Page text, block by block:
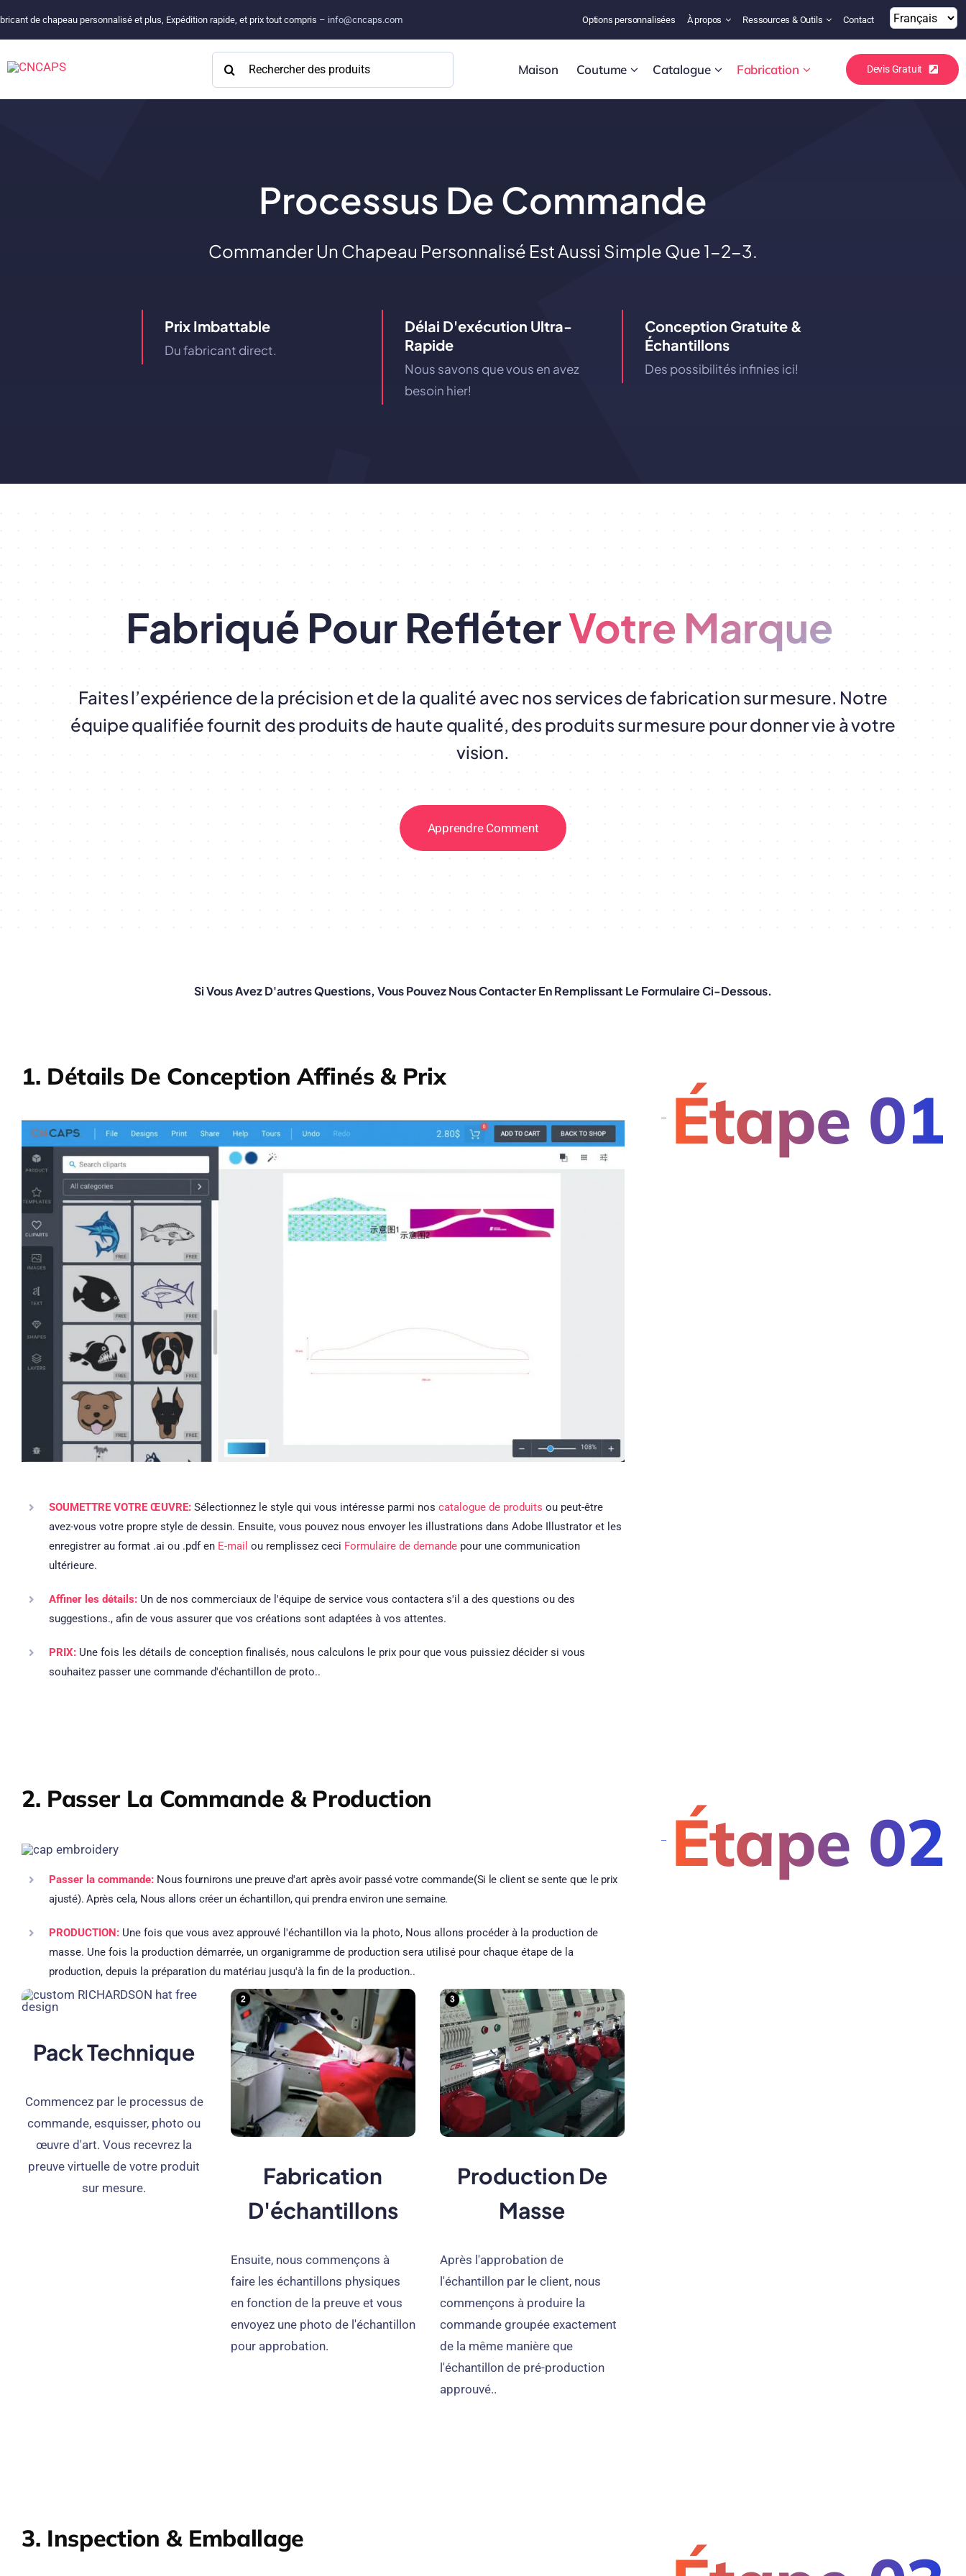
de chapeau personnalisé et plus, Expédition rapide, et prix tout compris – info@cncaps.com Options personnalisées À propos Ressources & Outils Contact
Rechercher: Maison Coutume Catalogue Fabrication Devis Gratuit
Processus De Commande
Commander Un Chapeau Personnalisé Est Aussi Simple Que 1-2-3.
Prix ​​imbattable
Du fabricant direct.
Délai D'exécution Ultra-
Rapide
Nous savons que vous en avez
besoin hier!
Conception Gratuite &
Échantillons
Des possibilités infinies ici!
Fabriqué Pour RefléterVotre Marque
Faites l’expérience de la précision et de la qualité avec nos services de fabrication sur mesure. Notre
équipe qualifiée fournit des produits de haute qualité, des produits sur mesure pour donner vie à votre
vision.
Apprendre Comment
Si Vous Avez D'autres Questions, Vous Pouvez Nous Contacter En Remplissant Le Formulaire Ci-Dessous.
1. Détails De Conception Affinés & Prix
SOUMETTRE VOTRE ŒUVRE: Sélectionnez le style qui vous intéresse parmi noscatalogue de produits ou peut-être
avez-vous votre propre style de dessin. Ensuite, vous pouvez nous envoyer les illustrations dans Adobe Illustrator et les
enregistrer au format .ai ou .pdf en E-mailou remplissez ceci Formulaire de demande pour une communication
ultérieure.
Affiner les détails: Un de nos commerciaux de l'équipe de service vous contactera s'il a des questions ou des
suggestions., afin de vous assurer que vos créations sont adaptées à vos attentes.
PRIX: Une fois les détails de conception finalisés, nous calculons le prix pour que vous puissiez décider si vous
souhaitez passer une commande d'échantillon de proto..
Étape 01
2. Passer La Commande & Production
Passer la commande: Nous fournirons une preuve d'art après avoir passé votre commande(Si le client se sente que le prix
ajusté). Après cela, Nous allons créer un échantillon, qui prendra environ une semaine.
PRODUCTION: Une fois que vous avez approuvé l'échantillon via la photo, Nous allons procéder à la production de
masse. Une fois la production démarrée, un organigramme de production sera utilisé pour chaque étape de la
production, depuis la préparation du matériau jusqu'à la fin de la production..
Pack Technique
Commencez par le processus de
commande, esquisser, photo ou
œuvre d'art. Vous recevrez la
preuve virtuelle de votre produit
sur mesure.
Fabrication
D'échantillons
Ensuite, nous commençons à
faire les échantillons physiques
en fonction de la preuve et vous
envoyez une photo de l'échantillon
pour approbation.
Production De
Masse
Après l'approbation de
l'échantillon par le client, nous
commençons à produire la
commande groupée exactement
de la même manière que
l'échantillon de pré-production
approuvé..
Étape 02
3. Inspection & Emballage